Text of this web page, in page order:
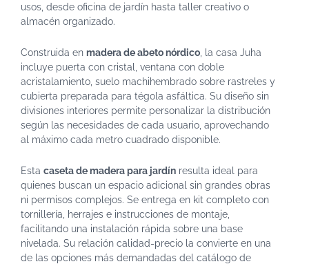
usos, desde oficina de jardín hasta taller creativo o
almacén organizado.
Construida en madera de abeto nórdico , la casa Juha
incluye puerta con cristal, ventana con doble
acristalamiento, suelo machihembrado sobre rastreles y
cubierta preparada para tégola asfáltica. Su diseño sin
divisiones interiores permite personalizar la distribución
según las necesidades de cada usuario, aprovechando
al máximo cada metro cuadrado disponible.
Esta caseta de madera para jardín resulta ideal para
quienes buscan un espacio adicional sin grandes obras
ni permisos complejos. Se entrega en kit completo con
tornillería, herrajes e instrucciones de montaje,
facilitando una instalación rápida sobre una base
nivelada. Su relación calidad-precio la convierte en una
de las opciones más demandadas del catálogo de